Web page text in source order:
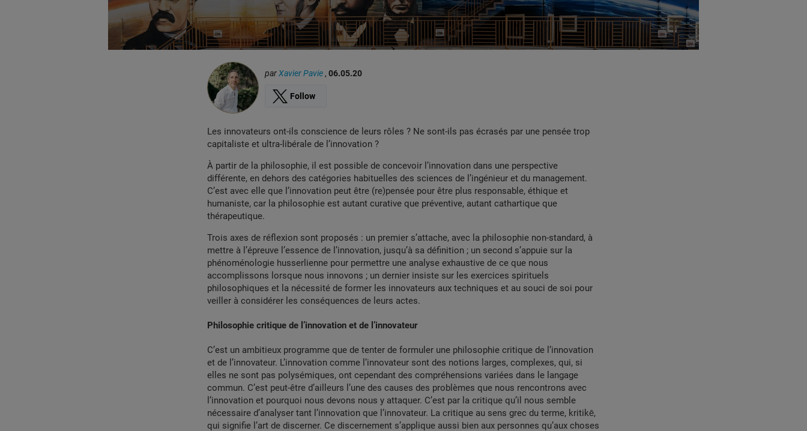
par Xavier Pavie , 06.05.20
Follow
Les innovateurs ont-ils conscience de leurs rôles ? Ne sont-ils pas écrasés par une pensée trop
capitaliste et ultra-libérale de l’innovation ?
À partir de la philosophie, il est possible de concevoir l’innovation dans une perspective
différente, en dehors des catégories habituelles des sciences de l’ingénieur et du management.
C’est avec elle que l’innovation peut être (re)pensée pour être plus responsable, éthique et
humaniste, car la philosophie est autant curative que préventive, autant cathartique que
thérapeutique.
Trois axes de réflexion sont proposés : un premier s’attache, avec la philosophie non-standard, à
mettre à l’épreuve l’essence de l’innovation, jusqu’à sa définition ; un second s’appuie sur la
phénoménologie husserlienne pour permettre une analyse exhaustive de ce que nous
accomplissons lorsque nous innovons ; un dernier insiste sur les exercices spirituels
philosophiques et la nécessité de former les innovateurs aux techniques et au souci de soi pour
veiller à considérer les conséquences de leurs actes.
Philosophie critique de l’innovation et de l’innovateur
C’est un ambitieux programme que de tenter de formuler une philosophie critique de l’innovation
et de l’innovateur. L’innovation comme l’innovateur sont des notions larges, complexes, qui, si
elles ne sont pas polysémiques, ont cependant des compréhensions variées dans le langage
commun. C’est peut-être d’ailleurs l’une des causes des problèmes que nous rencontrons avec
l’innovation et pourquoi nous devons nous y attaquer. C’est par la critique qu’il nous semble
nécessaire d’analyser tant l’innovation que l’innovateur. La critique au sens grec du terme, kritikē,
qui signifie l’art de discerner. Ce discernement s’applique aussi bien aux personnes qu’aux choses